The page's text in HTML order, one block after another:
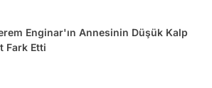
Enginar'ın Annesinin Düşük Kalp
Fark Etti